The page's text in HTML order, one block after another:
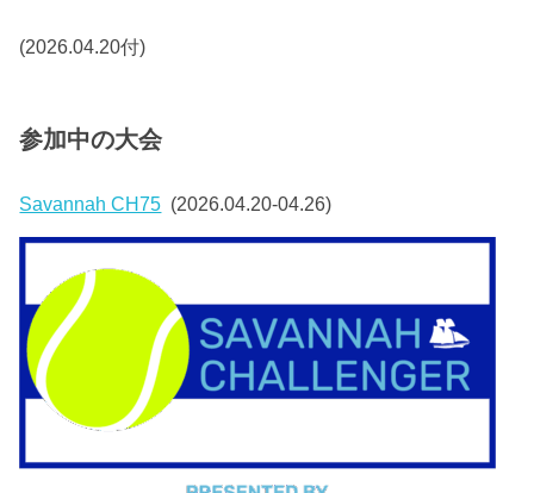
(2026.04.20付)
参加中の大会
Savannah CH75 (2026.04.20-04.26)